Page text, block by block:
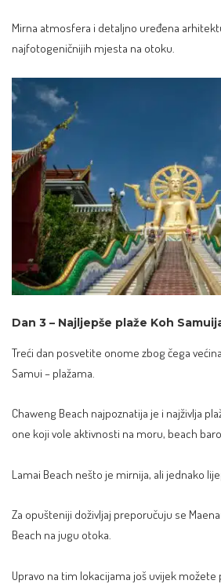
Mirna atmosfera i detaljno uređena
najfotogeničnijih mjesta na otoku.
Dan 3 – Najljepše plaže Koh
Treći dan posvetite onome zbog čega
Samui – plažama.
Chaweng Beach najpoznatija je i najživlja
one koji vole aktivnosti na moru, beach
Lamai Beach nešto je mirnija, ali jednako
Za opušteniji doživljaj preporučuju se
Beach na jugu otoka.
Upravo na tim lokacijama još uvijek možete